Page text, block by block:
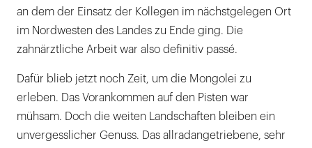
an dem der Einsatz der Kollegen im nächstgelegen Ort
im Nordwesten des Landes zu Ende ging. Die
zahnärztliche Arbeit war also definitiv passé.
Dafür blieb jetzt noch Zeit, um die Mongolei zu
erleben. Das Vorankommen auf den Pisten war
mühsam. Doch die weiten Landschaften bleiben ein
unvergesslicher Genuss. Das allradangetriebene, sehr